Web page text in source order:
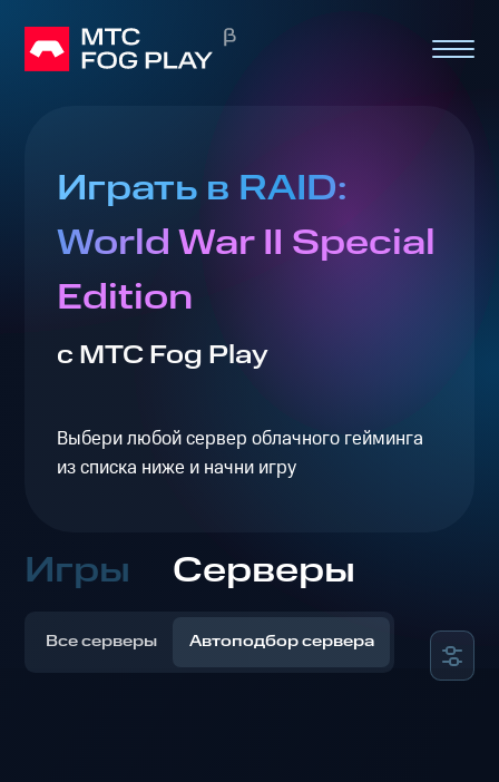
Играть в RAID:
World War II Special
Edition
с МТС Fog Play
Выбери любой сервер облачного гейминга
из списка ниже и начни игру
Игры Серверы
Все серверы Автоподбор сервера